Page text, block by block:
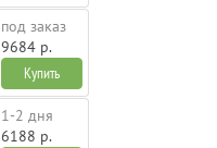
под заказ
9684 р.
Купить
1-2 дня
6188 р.